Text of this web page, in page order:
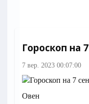
Гороскоп на
7 вер. 2023 00:07:00
Овен